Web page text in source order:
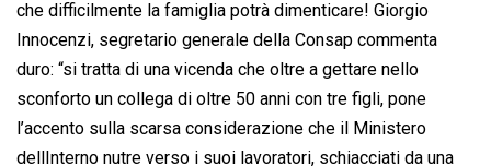
che difficilmente la famiglia potrà dimenticare! Giorgio
Innocenzi, segretario generale della Consap commenta
duro: “si tratta di una vicenda che oltre a gettare nello
sconforto un collega di oltre 50 anni con tre figli, pone
l’accento sulla scarsa considerazione che il Ministero
dellInterno nutre verso i suoi lavoratori, schiacciati da una